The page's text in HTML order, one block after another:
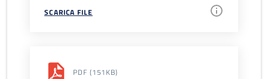
SCARICA FILE
PDF (151KB)